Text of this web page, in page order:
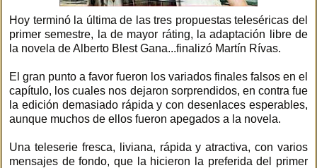
Hoy terminó la última de las tres propuestas teleséricas del
primer semestre, la de mayor ráting, la adaptación libre de
la novela de Alberto Blest Gana...finalizó Martín Rívas.
El gran punto a favor fueron los variados finales falsos en el
capítulo, los cuales nos dejaron sorprendidos, en contra fue
la edición demasiado rápida y con desenlaces esperables,
aunque muchos de ellos fueron apegados a la novela.
Una teleserie fresca, liviana, rápida y atractiva, con varios
mensajes de fondo, que la hicieron la preferida del primer